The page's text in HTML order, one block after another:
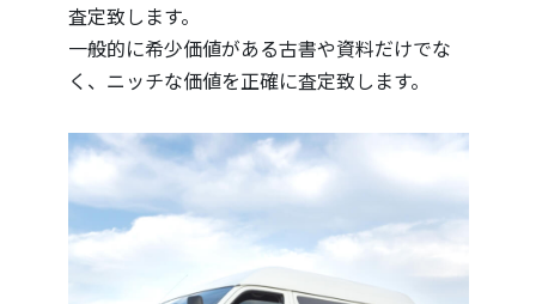
査定致します。
一般的に希少価値がある古書や資料だけでな
く、ニッチな価値を正確に査定致します。